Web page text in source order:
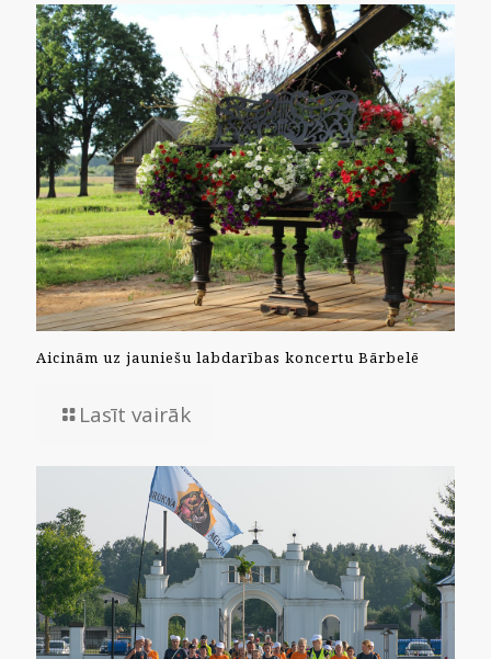
Aicinām uz jauniešu labdarības koncertu Bārbelē
Lasīt vairāk